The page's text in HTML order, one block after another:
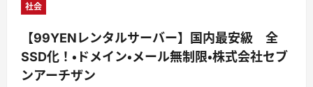
社会
【99YENレンタルサーバー】国内最安級 全
SSD化！・ドメイン・メール無制限・株式会社セブ
ンアーチザン